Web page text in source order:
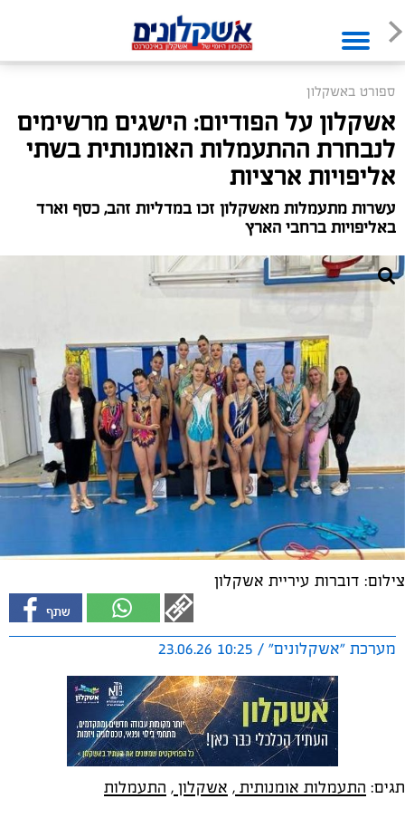
ספורט באשקלון
אשקלון על הפודיום: הישגים מרשימים
לנבחרת ההתעמלות האומנותית בשתי
אליפויות ארציות
עשרות מתעמלות מאשקלון זכו במדליות זהב, כסף וארד
באליפויות ברחבי הארץ
צילום: דוברות עיריית אשקלון
מערכת "אשקלונים" / 10:25 23.06.26
תגים: התעמלות אומנותית , אשקלון , התעמלות